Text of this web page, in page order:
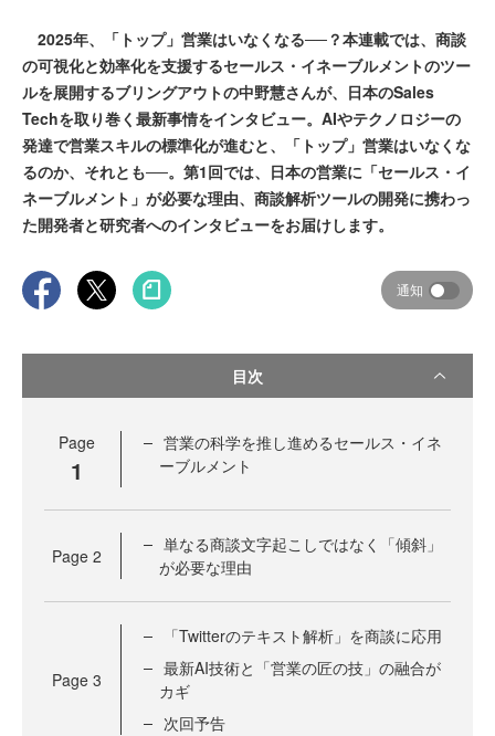
2025年、「トップ」営業はいなくなる──？本連載では、商談
の可視化と効率化を支援するセールス・イネーブルメントのツー
ルを展開するブリングアウトの中野慧さんが、日本のSales
Techを取り巻く最新事情をインタビュー。AIやテクノロジーの
発達で営業スキルの標準化が進むと、「トップ」営業はいなくな
るのか、それとも──。第1回では、日本の営業に「セールス・イ
ネーブルメント」が必要な理由、商談解析ツールの開発に携わっ
た開発者と研究者へのインタビューをお届けします。
通知
目次
Page
1
営業の科学を推し進めるセールス・イネ
ーブルメント
Page 2
単なる商談文字起こしではなく「傾斜」
が必要な理由
Page 3
「Twitterのテキスト解析」を商談に応用
最新AI技術と「営業の匠の技」の融合が
カギ
次回予告